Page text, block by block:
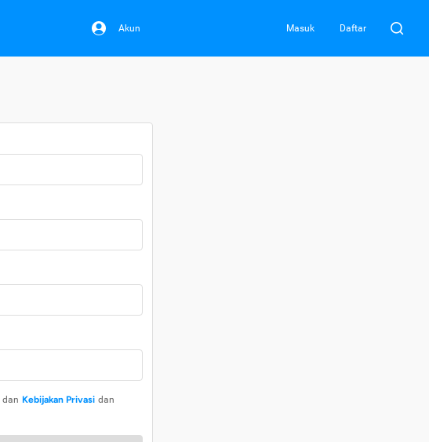
Akun Masuk Daftar
dan Kebijakan Privasi dan